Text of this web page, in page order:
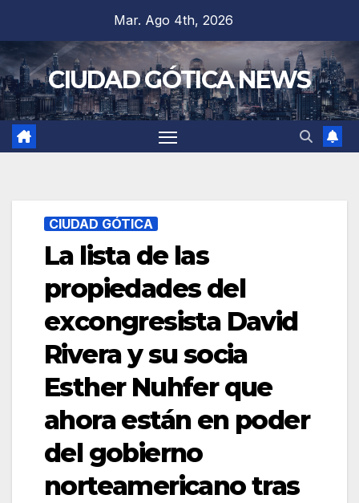
contenido
Mar. Ago 4th, 2026
CIUDAD GÓTICA NEWS
CIUDAD GÓTICA
La lista de las
propiedades del
excongresista David
Rivera y su socia
Esther Nuhfer que
ahora están en poder
del gobierno
norteamericano tras